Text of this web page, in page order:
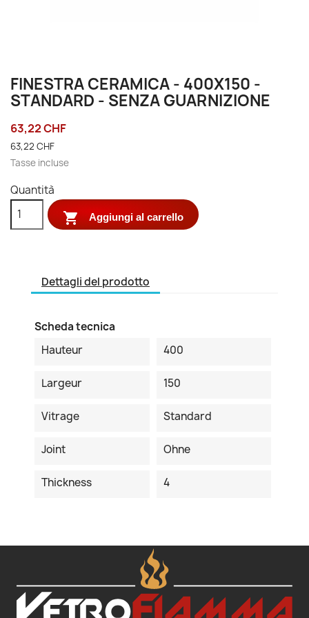
FINESTRA CERAMICA - 400X150 -
STANDARD - SENZA GUARNIZIONE
63,22 CHF
63,22 CHF
Tasse incluse
Quantità
 Aggiungi al carrello
Dettagli del prodotto
Scheda tecnica
Hauteur
400
Largeur 150
Vitrage Standard
Joint Ohne
Thickness 4